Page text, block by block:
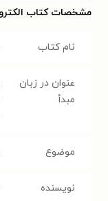
مشخصات کتاب
نام کتاب
عنوان در زبان
مبدأ
موضوع
نویسنده